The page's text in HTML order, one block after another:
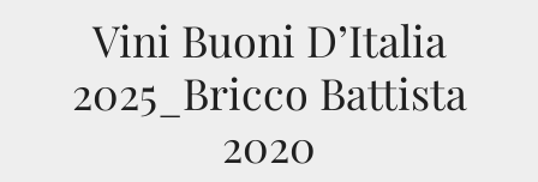
Vini Buoni D’Italia
2025_Bricco Battista
2020